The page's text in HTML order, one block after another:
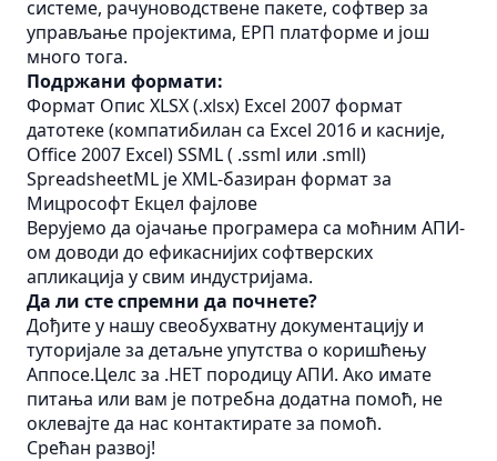
системе, рачуноводствене пакете, софтвер за
управљање пројектима, ЕРП платформе и још
много тога.
Подржани формати:
Формат Опис XLSX (.xlsx) Excel 2007 формат
датотеке (компатибилан са Excel 2016 и касније,
Office 2007 Excel) SSML ( .ssml или .smll)
SpreadsheetML је XML-базиран формат за
Мицрософт Екцел фајлове
Верујемо да ојачање програмера са моћним АПИ-
ом доводи до ефикаснијих софтверских
апликација у свим индустријама.
Да ли сте спремни да почнете?
Дођите у нашу свеобухватну документацију и
туторијале за детаљне упутства о коришћењу
Аппосе.Целс за .НЕТ породицу АПИ. Ако имате
питања или вам је потребна додатна помоћ, не
оклевајте да нас контактирате за помоћ.
Срећан развој!